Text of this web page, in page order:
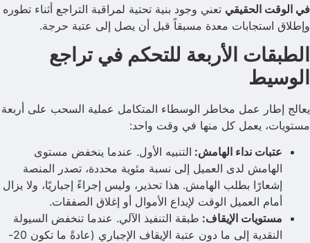
في الوقت الحقيقي تعني وجود بنية تحتية لمراقبة التراجع أثناء تطوره
وإطلاق استجابات معدة مسبقاً قبل أن يصل إلى عتبة حرجة.
الطبقات الأربعة للتحكم في تراجع
الوسيط
يعالج إطار عمل مخاطر الوسطاء المتكامل عملية السحب على أربعة
مستويات، يعمل كل منها في وقت واحد:
عتبات نداء الهامش: التنبيه الأول. عندما ينخفض مستوى
الهامش لدى العميل إلى نسبة مئوية محددة، تصدر المنصة
إشعارًا بطلب الهامش. هذا تحذير، وليس إجراءً إجباريًا، ولا يزال
أمام العميل الوقت لإيداع الأموال أو إغلاق الصفقات.
مستويات الإيقاف: طبقة التنفيذ الآلي. عندما تنخفض السيولة
النقدية إلى ما دون عتبة الإيقاف الإجباري (عادةً ما تكون 20-